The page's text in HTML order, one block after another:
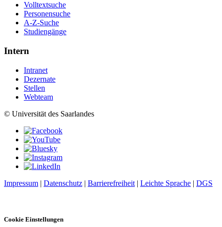
Volltextsuche
Personensuche
A-Z-Suche
Studiengänge
Intern
Intranet
Dezernate
Stellen
Webteam
© Universität des Saarlandes
Impressum | Datenschutz | Barrierefreiheit | Leichte Sprache | DGS
Cookie Einstellungen